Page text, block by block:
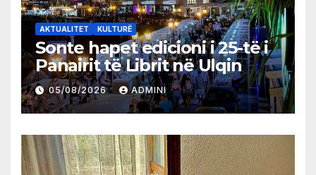
AKTUALITET KULTURË
Sonte hapet edicioni i 25-të i
Panairit të Librit në Ulqin
05/08/2026 ADMINI